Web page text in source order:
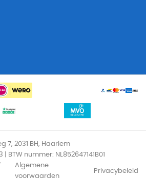
7, 2031 BH, Haarlem
| BTW nummer: NL852647141B01
Algemene
voorwaarden
Privacybeleid